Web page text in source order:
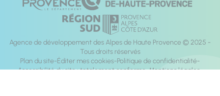
Agence de développement des Alpes de Haute Provence © 2025 -
Tous droits réservés
Plan du site Éditer mes cookies Politique de confidentialité
Accessibilité du site : totalement conforme Mentions légales